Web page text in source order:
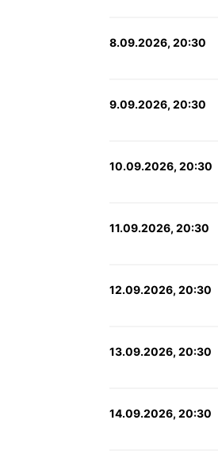
8.09.2026, 20:30
9.09.2026, 20:30
10.09.2026, 20:30
11.09.2026, 20:30
12.09.2026, 20:30
13.09.2026, 20:30
14.09.2026, 20:30